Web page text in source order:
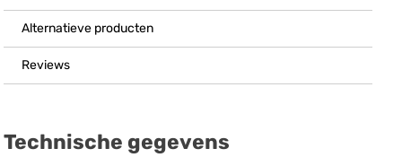
Alternatieve producten
Reviews
Technische gegevens